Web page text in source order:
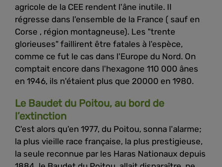
agricole de la CEE rendent l'âne inutile. Il
régresse dans l'ensemble de la France ( sauf en
Corse , région montagneuse). Les "trente
glorieuses" faillirent être fatales à l'espèce,
comme ce fut le cas dans l'Europe du Nord. On
comptait encore dans l'hexagone 110 000 ânes
en 1946, ils n'étaient plus que 20000 en 1980.
Le Baudet du Poitou, au bord de
l’extinction
C'est alors qu'en 1977, du Poitou, sonna l'alarme;
la plus vieille race française, la plus prestigieuse,
la seule reconnue par les Haras Nationaux depuis